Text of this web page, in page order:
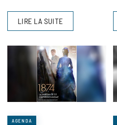
LIRE LA SUITE
AGENDA